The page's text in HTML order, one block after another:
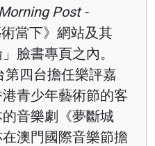
Post -
當下》網站及其
臉書專頁之內。
第四台擔任樂評嘉
青少年藝術節的客
音樂劇《夢斷城
澳門國際音樂節擔